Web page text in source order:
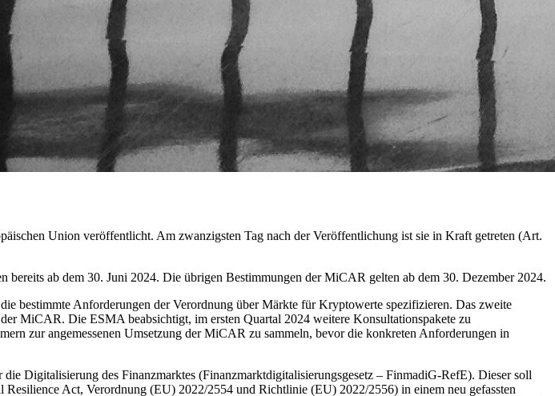
Union veröffentlicht. Am zwanzigsten Tag nach der Veröffentlichung ist sie in Kraft getreten (Art.
ab dem 30. Juni 2024. Die übrigen Bestimmungen der MiCAR gelten ab dem 30. Dezember 2024.
bestimmte Anforderungen der Verordnung über Märkte für Kryptowerte spezifizieren. Das zweite
MiCAR. Die ESMA beabsichtigt, im ersten Quartal 2024 weitere Konsultationspakete zu
zur angemessenen Umsetzung der MiCAR zu sammeln, bevor die konkreten Anforderungen in
Digitalisierung des Finanzmarktes (Finanzmarktdigitalisierungsgesetz – FinmadiG-RefE). Dieser soll
Act, Verordnung (EU) 2022/2554 und Richtlinie (EU) 2022/2556) in einem neu gefassten